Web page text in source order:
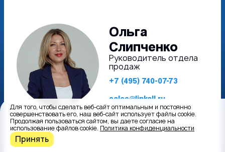
Для того, чтобы сделать веб-сайт оптимальным и постоянно
совершенствовать его, наш веб-сайт использует файлы cookie.
Продолжая пользоваться сайтом, вы даете согласие на
использование файлов cookie. Политика конфиденциальности
Принять
Ольга
Слипченко
Руководитель отдела
продаж
+7 (495) 740-07-73
sales@linkall.ru
Ваше имя